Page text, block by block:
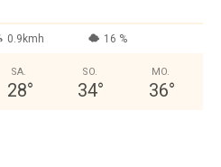
0.9kmh 16 %
SA.
28°
SO.
34°
MO.
36°